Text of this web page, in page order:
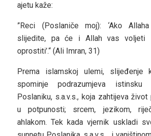
ajetu kaže:
”Reci (Poslaniče moj): ‘Ako
slijedite, pa će i Allah vas voljeti
oprostiti’.“ (Ali Imran, 31)
Prema islamskoj ulemi, slijeđenje
spominje podrazumjeva istinsku
Poslaniku, s.a.v.s., koja zahtijeva
u potpunosti; srcem, jezikom,
ahlakom. Tek kada vjernik uskladi